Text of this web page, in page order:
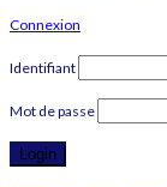
Connexion
Identifiant
Mot de passe